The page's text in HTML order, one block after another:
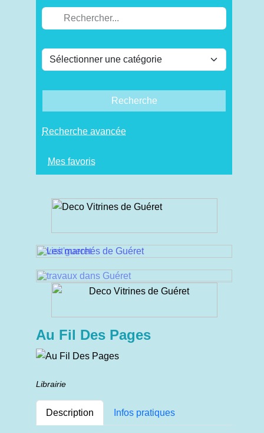
Recherche
Recherche avancée
Mes favoris
Au Fil Des Pages
Librairie
Description Infos pratiques